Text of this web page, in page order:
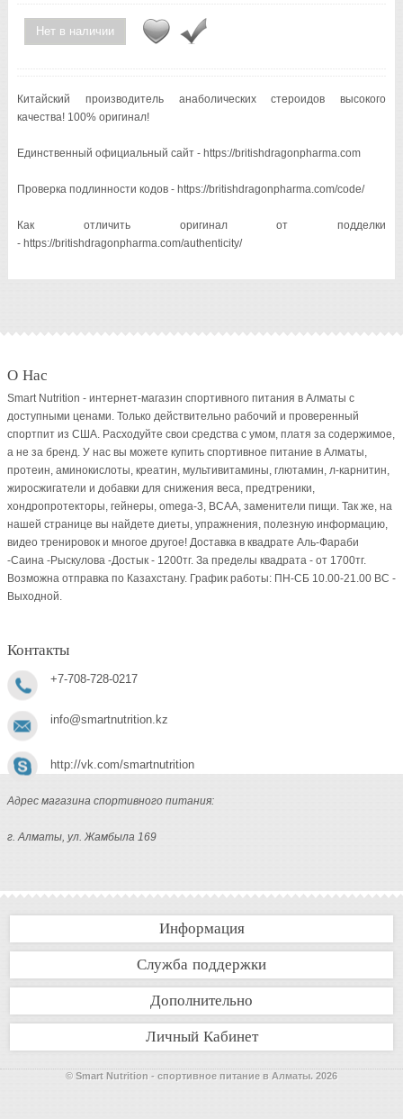
Нет в наличии
Китайский производитель анаболических стероидов высокого
качества! 100% оригинал!
Единственный официальный сайт - https://britishdragonpharma.com
Проверка подлинности кодов - https://britishdragonpharma.com/code/
Как отличить оригинал от подделки
- https://britishdragonpharma.com/authenticity/
О Нас
Smart Nutrition - интернет-магазин спортивного питания в Алматы с
доступными ценами. Только действительно рабочий и проверенный
спортпит из США. Расходуйте свои средства с умом, платя за содержимое,
а не за бренд. У нас вы можете купить спортивное питание в Алматы,
протеин, аминокислоты, креатин, мультивитамины, глютамин, л-карнитин,
жиросжигатели и добавки для снижения веса, предтреники,
хондропротекторы, гейнеры, omega-3, BCAA, заменители пищи. Так же, на
нашей странице вы найдете диеты, упражнения, полезную информацию,
видео тренировок и многое другое! Доставка в квадрате Аль-Фараби
-Саина -Рыскулова -Достык - 1200тг. За пределы квадрата - от 1700тг.
Возможна отправка по Казахстану. График работы: ПН-СБ 10.00-21.00 ВC -
Выходной.
Контакты
+7-708-728-0217
info@smartnutrition.kz
http://vk.com/smartnutrition
Адрес магазина спортивного питания:
г. Алматы, ул. Жамбыла 169
Информация
Служба поддержки
Дополнительно
Личный Кабинет
© Smart Nutrition - спортивное питание в Алматы. 2026